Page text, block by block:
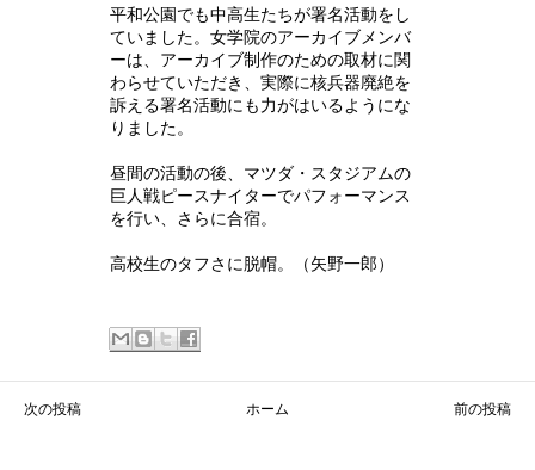
平和公園でも中高生たちが署名活動をし
ていました。女学院のアーカイブメンバ
ーは、アーカイブ制作のための取材に関
わらせていただき、実際に核兵器廃絶を
訴える署名活動にも力がはいるようにな
りました。
昼間の活動の後、マツダ・スタジアムの
巨人戦ピースナイターでパフォーマンス
を行い、さらに合宿。
高校生のタフさに脱帽。（矢野一郎）
次の投稿 前の投稿
ホーム